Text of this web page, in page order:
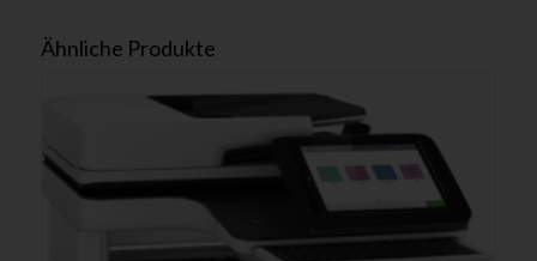
Ähnliche Produkte